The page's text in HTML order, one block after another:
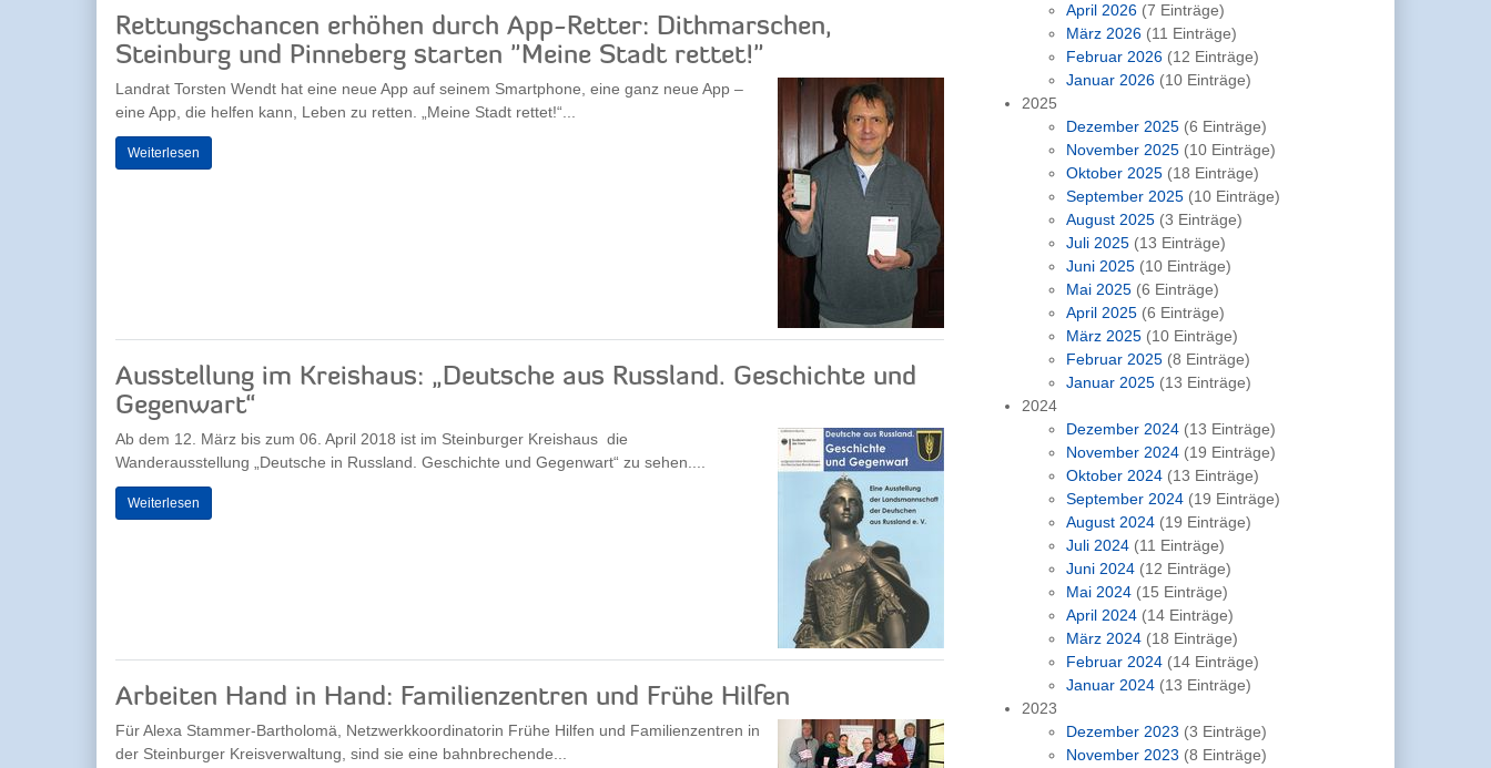
Rettungschancen erhöhen durch App-Retter: Dithmarschen,
Steinburg und Pinneberg starten "Meine Stadt rettet!"
Landrat Torsten Wendt hat eine neue App auf seinem Smartphone, eine ganz neue App –
eine App, die helfen kann, Leben zu retten. „Meine Stadt rettet!“...
Weiterlesen
Ausstellung im Kreishaus: „Deutsche aus Russland. Geschichte und
Gegenwart“
Ab dem 12. März bis zum 06. April 2018 ist im Steinburger Kreishaus die
Wanderausstellung „Deutsche in Russland. Geschichte und Gegenwart“ zu sehen....
Weiterlesen
Arbeiten Hand in Hand: Familienzentren und Frühe Hilfen
Für Alexa Stammer-Bartholomä, Netzwerkkoordinatorin Frühe Hilfen und Familienzentren in
der Steinburger Kreisverwaltung, sind sie eine bahnbrechende...
April 2026 (7 Einträge)
März 2026 (11 Einträge)
Februar 2026 (12 Einträge)
Januar 2026 (10 Einträge)
2025
Dezember 2025 (6 Einträge)
November 2025 (10 Einträge)
Oktober 2025 (18 Einträge)
September 2025 (10 Einträge)
August 2025 (3 Einträge)
Juli 2025 (13 Einträge)
Juni 2025 (10 Einträge)
Mai 2025 (6 Einträge)
April 2025 (6 Einträge)
März 2025 (10 Einträge)
Februar 2025 (8 Einträge)
Januar 2025 (13 Einträge)
2024
Dezember 2024 (13 Einträge)
November 2024 (19 Einträge)
Oktober 2024 (13 Einträge)
September 2024 (19 Einträge)
August 2024 (19 Einträge)
Juli 2024 (11 Einträge)
Juni 2024 (12 Einträge)
Mai 2024 (15 Einträge)
April 2024 (14 Einträge)
März 2024 (18 Einträge)
Februar 2024 (14 Einträge)
Januar 2024 (13 Einträge)
2023
Dezember 2023 (3 Einträge)
November 2023 (8 Einträge)